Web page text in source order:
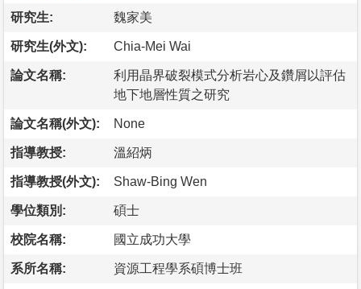
研究生: 魏家美
研究生(外文): Chia-Mei Wai
論文名稱:
利用晶界破裂模式分析岩心及鑽屑以評估
地下地層性質之研究
論文名稱(外文): None
指導教授: 溫紹炳
指導教授(外文): Shaw-Bing Wen
學位類別: 碩士
校院名稱: 國立成功大學
系所名稱: 資源工程學系碩博士班